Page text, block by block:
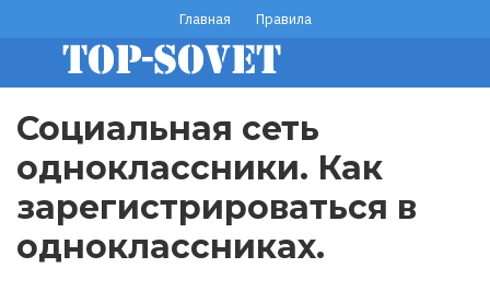
основному
содержанию
footer
menu
Главная Правила
Социальная сеть
одноклассники. Как
зарегистрироваться в
одноклассниках.